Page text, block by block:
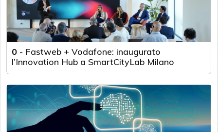
0 - Fastweb + Vodafone: inaugurato
l’Innovation Hub a SmartCityLab Milano